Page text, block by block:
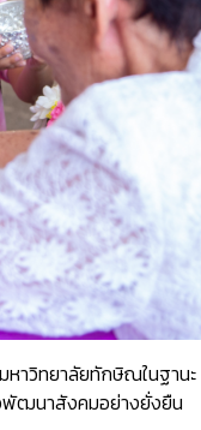
าวิทยาลัยทักษิณในฐานะ
พัฒนาสังคมอย่างยั่งยืน